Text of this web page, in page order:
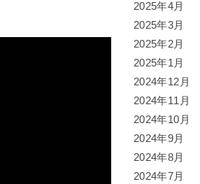
2025年4月
2025年3月
2025年2月
2025年1月
2024年12月
2024年11月
2024年10月
2024年9月
2024年8月
2024年7月